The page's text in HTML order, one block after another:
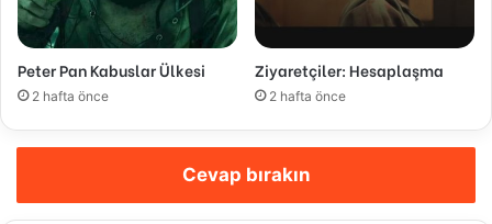
Peter Pan Kabuslar Ülkesi
2 hafta önce
Ziyaretçiler: Hesaplaşma
2 hafta önce
Cevap bırakın